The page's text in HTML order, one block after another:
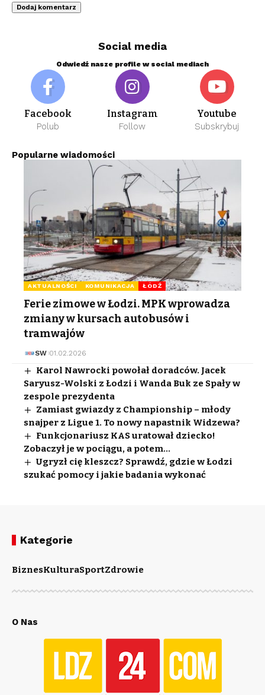
Social media
Odwiedź nasze profile w social mediach
Facebook
Polub
Instagram
Follow
Youtube
Subskrybuj
Popularne wiadomości
AKTUALNOŚCI KOMUNIKACJA ŁÓDŹ
Ferie zimowe w Łodzi. MPK wprowadza
zmiany w kursach autobusów i
tramwajów
SW 01.02.2026
Karol Nawrocki powołał doradców. Jacek
Saryusz-Wolski z Łodzi i Wanda Buk ze Spały w
zespole prezydenta
Zamiast gwiazdy z Championship – młody
snajper z Ligue 1. To nowy napastnik Widzewa?
Funkcjonariusz KAS uratował dziecko!
Zobaczył je w pociągu, a potem…
Ugryzł cię kleszcz? Sprawdź, gdzie w Łodzi
szukać pomocy i jakie badania wykonać
Kategorie
BiznesKulturaSportZdrowie
O Nas